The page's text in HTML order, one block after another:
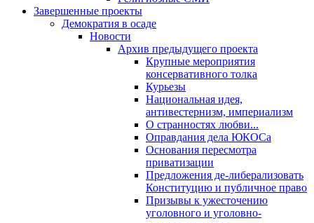
Завершенные проекты
Демократия в осаде
Новости
Архив предыдущего проекта
Крупные мероприятия
консервативного толка
Курьезы
Национальная идея,
антивестернизм, империализм
О странностях любви...
Оправдания дела ЮКОСа
Основания пересмотра
приватизации
Предложения де-либерализовать
Конституцию и публичное право
Призывы к ужесточению
уголовного и уголовно-